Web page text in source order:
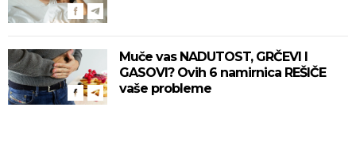
Muče vas NADUTOST, GRČEVI I
GASOVI? Ovih 6 namirnica REŠIČE
vaše probleme